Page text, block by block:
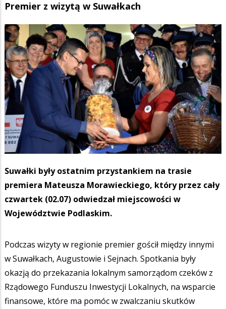
Premier z wizytą w Suwałkach
Suwałki były ostatnim przystankiem na trasie
premiera Mateusza Morawieckiego, który przez cały
czwartek (02.07) odwiedzał miejscowości w
Województwie Podlaskim.
Podczas wizyty w regionie premier gościł między innymi
w Suwałkach, Augustowie i Sejnach. Spotkania były
okazją do przekazania lokalnym samorządom czeków z
Rządowego Funduszu Inwestycji Lokalnych, na wsparcie
finansowe, które ma pomóc w zwalczaniu skutków